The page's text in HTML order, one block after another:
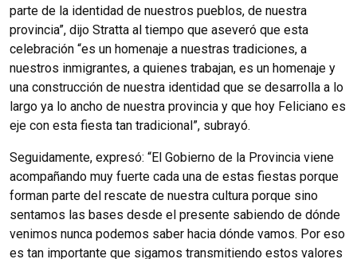
parte de la identidad de nuestros pueblos, de nuestra
provincia”, dijo Stratta al tiempo que aseveró que esta
celebración “es un homenaje a nuestras tradiciones, a
nuestros inmigrantes, a quienes trabajan, es un homenaje y
una construcción de nuestra identidad que se desarrolla a lo
largo ya lo ancho de nuestra provincia y que hoy Feliciano es
eje con esta fiesta tan tradicional”, subrayó.
Seguidamente, expresó: “El Gobierno de la Provincia viene
acompañando muy fuerte cada una de estas fiestas porque
forman parte del rescate de nuestra cultura porque sino
sentamos las bases desde el presente sabiendo de dónde
venimos nunca podemos saber hacia dónde vamos. Por eso
es tan importante que sigamos transmitiendo estos valores